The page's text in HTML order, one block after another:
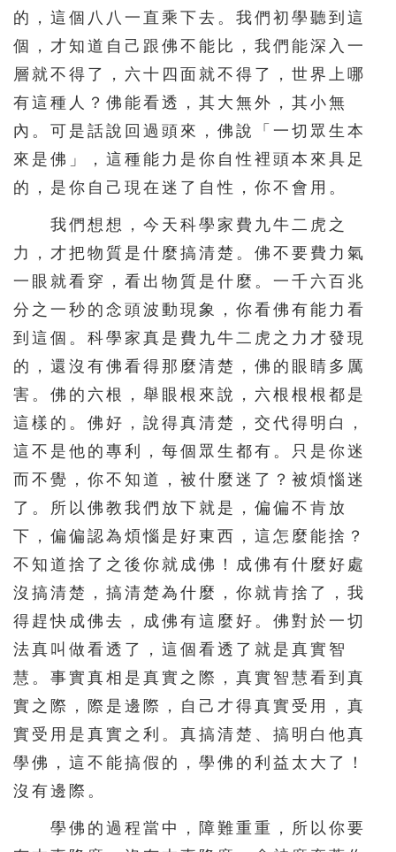
的，這個八八一直乘下去。我們初學聽到這
個，才知道自己跟佛不能比，我們能深入一
層就不得了，六十四面就不得了，世界上哪
有這種人？佛能看透，其大無外，其小無
內。可是話說回過頭來，佛說「一切眾生本
來是佛」，這種能力是你自性裡頭本來具足
的，是你自己現在迷了自性，你不會用。
我們想想，今天科學家費九牛二虎之
力，才把物質是什麼搞清楚。佛不要費力氣
一眼就看穿，看出物質是什麼。一千六百兆
分之一秒的念頭波動現象，你看佛有能力看
到這個。科學家真是費九牛二虎之力才發現
的，還沒有佛看得那麼清楚，佛的眼睛多厲
害。佛的六根，舉眼根來說，六根根根都是
這樣的。佛好，說得真清楚，交代得明白，
這不是他的專利，每個眾生都有。只是你迷
而不覺，你不知道，被什麼迷了？被煩惱迷
了。所以佛教我們放下就是，偏偏不肯放
下，偏偏認為煩惱是好東西，這怎麼能捨？
不知道捨了之後你就成佛！成佛有什麼好處
沒搞清楚，搞清楚為什麼，你就肯捨了，我
得趕快成佛去，成佛有這麼好。佛對於一切
法真叫做看透了，這個看透了就是真實智
慧。事實真相是真實之際，真實智慧看到真
實之際，際是邊際，自己才得真實受用，真
實受用是真實之利。真搞清楚、搞明白他真
學佛，這不能搞假的，學佛的利益太大了！
沒有邊際。
學佛的過程當中，障難重重，所以你要